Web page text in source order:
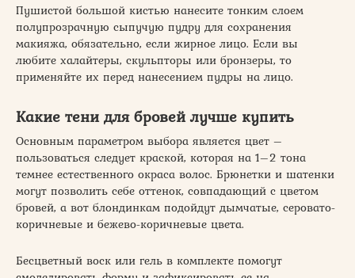
Пушистой большой кистью нанесите тонким слоем
полупрозрачную сыпучую пудру для сохранения
макияжа, обязательно, если жирное лицо. Если вы
любите халайтеры, скульпторы или бронзеры, то
применяйте их перед нанесением пудры на лицо.
Какие тени для бровей лучше купить
Основным параметром выбора является цвет –
пользоваться следует краской, которая на 1–2 тона
темнее естественного окраса волос. Брюнетки и шатенки
могут позволить себе оттенок, совпадающий с цветом
бровей, а вот блондинкам подойдут дымчатые, серовато-
коричневые и бежево-коричневые цвета.
Бесцветный воск или гель в комплекте помогут